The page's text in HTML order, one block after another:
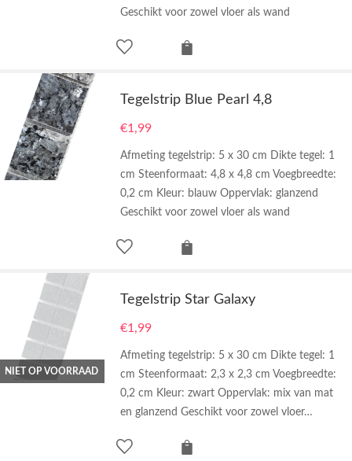
Geschikt voor zowel vloer als wand
Tegelstrip Blue Pearl 4,8
€1,99
Afmeting tegelstrip: 5 x 30 cm Dikte tegel: 1
cm Steenformaat: 4,8 x 4,8 cm Voegbreedte:
0,2 cm Kleur: blauw Oppervlak: glanzend
Geschikt voor zowel vloer als wand
NIET OP VOORRAAD
Tegelstrip Star Galaxy
€1,99
Afmeting tegelstrip: 5 x 30 cm Dikte tegel: 1
cm Steenformaat: 2,3 x 2,3 cm Voegbreedte:
0,2 cm Kleur: zwart Oppervlak: mix van mat
en glanzend Geschikt voor zowel vloer…